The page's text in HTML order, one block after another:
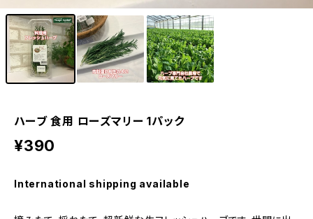
ハーブ 食用 ローズマリー 1パック
¥390
International shipping available